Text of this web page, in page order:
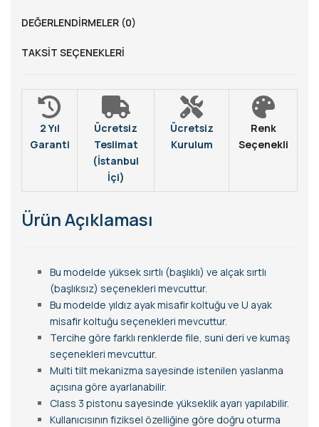
DEĞERLENDIRMELER (0)
TAKSIT SEÇENEKLERI
2 Yıl
Garanti
Ücretsiz
Teslimat
(İstanbul
İçi)
Ücretsiz
Kurulum
Renk
Seçenekli
Ürün Açıklaması
Bu modelde yüksek sırtlı (başlıklı) ve alçak sırtlı
(başlıksız) seçenekleri mevcuttur.
Bu modelde yıldız ayak misafir koltuğu ve U ayak
misafir koltuğu seçenekleri mevcuttur.
Tercihe göre farklı renklerde file, suni deri ve kumaş
seçenekleri mevcuttur.
Multi tilt mekanizma sayesinde istenilen yaslanma
açısına göre ayarlanabilir.
Class 3 pistonu sayesinde yükseklik ayarı yapılabilir.
Kullanıcısının fiziksel özelliğine göre doğru oturma